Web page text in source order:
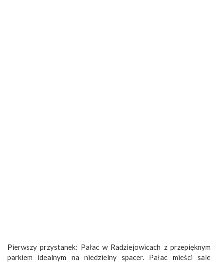
Pierwszy przystanek: Pałac w Radziejowicach z przepięknym
parkiem idealnym na niedzielny spacer. Pałac mieści sale